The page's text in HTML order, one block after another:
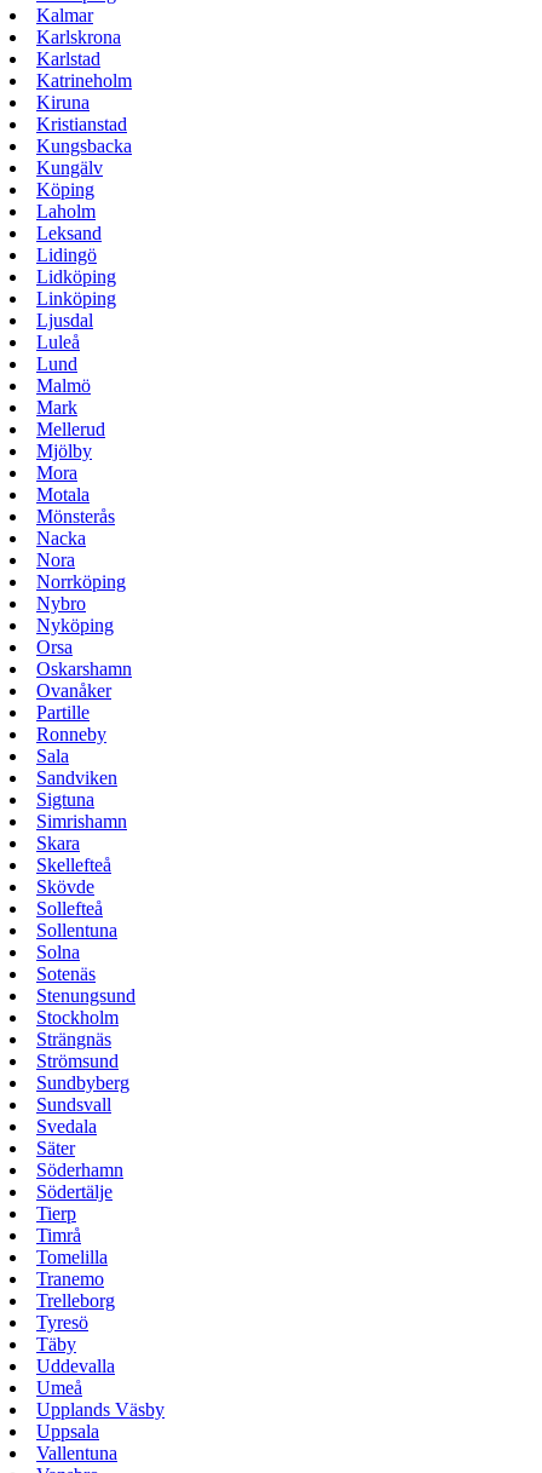
Kalmar
Karlskrona
Karlstad
Katrineholm
Kiruna
Kristianstad
Kungsbacka
Kungälv
Köping
Laholm
Leksand
Lidingö
Lidköping
Linköping
Ljusdal
Luleå
Lund
Malmö
Mark
Mellerud
Mjölby
Mora
Motala
Mönsterås
Nacka
Nora
Norrköping
Nybro
Nyköping
Orsa
Oskarshamn
Ovanåker
Partille
Ronneby
Sala
Sandviken
Sigtuna
Simrishamn
Skara
Skellefteå
Skövde
Sollefteå
Sollentuna
Solna
Sotenäs
Stenungsund
Stockholm
Strängnäs
Strömsund
Sundbyberg
Sundsvall
Svedala
Säter
Söderhamn
Södertälje
Tierp
Timrå
Tomelilla
Tranemo
Trelleborg
Tyresö
Täby
Uddevalla
Umeå
Upplands Väsby
Uppsala
Vallentuna